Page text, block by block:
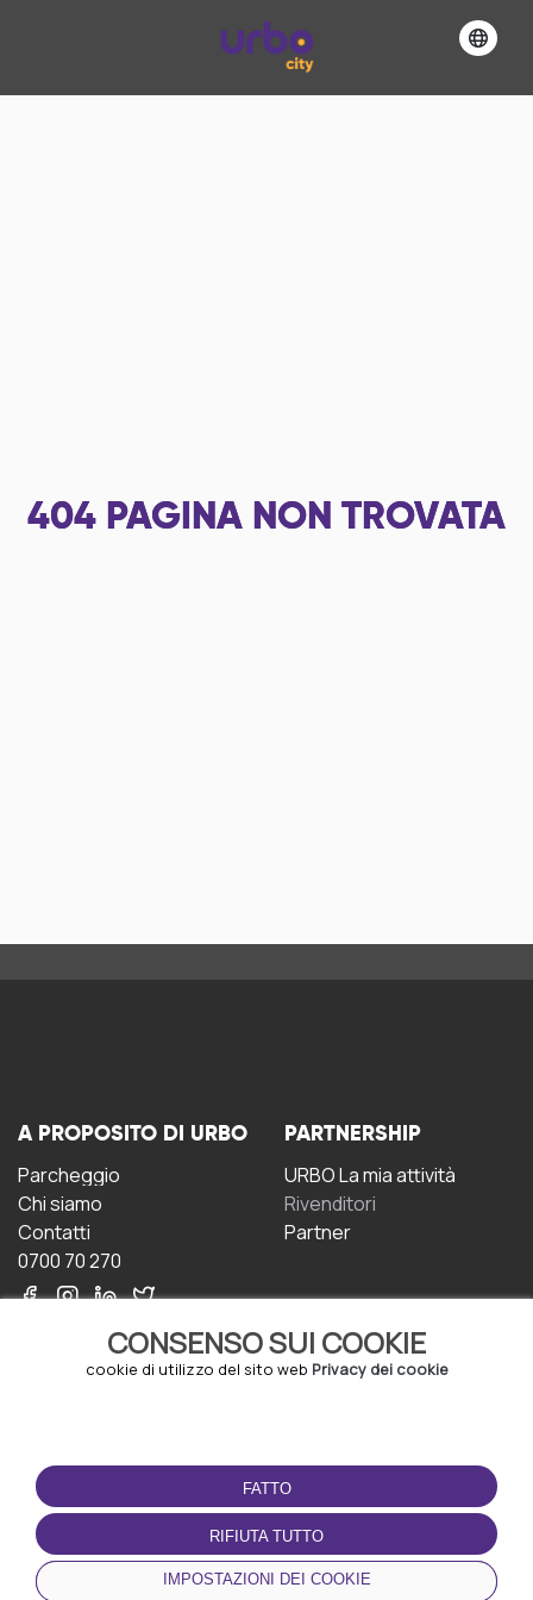
404 PAGINA NON TROVATA
CONSENSO SUI COOKIE
cookie di utilizzo del sito web Privacy dei cookie
FATTO
RIFIUTA TUTTO
IMPOSTAZIONI DEI COOKIE
A PROPOSITO DI URBO
Parcheggio
Chi siamo
Contatti
0700 70 270
PARTNERSHIP
URBO La mia attività
Rivenditori
Partner
CONDIZIONI D'USO
Termini e Condizioni
Politica sulla riservatezza
Gestione dei Cookie
SCARICA L'APP